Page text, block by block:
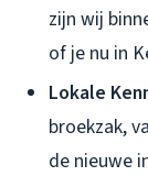
zijn wij
of je nu in
Lokale
broekzak,
de nieuwe